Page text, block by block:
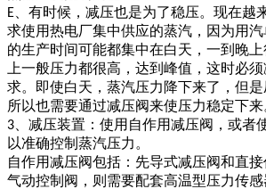
E 、有时候，减压也是为了稳压。现在越
求使用热电厂集中供应的蒸汽，因为用
的生产时间可能都集中在白天，一到晚
上一般压力都很高，达到峰值，这时必
求。即使白天，蒸汽压力降下来了，但是
所以也需要通过减压阀来使压力稳定下来
3 、减压装置：使用自作用减压阀，或者
以准确控制蒸汽压力。
自作用减压阀包括：先导式减压阀和直接
气动控制阀，则需要配套高温型压力传